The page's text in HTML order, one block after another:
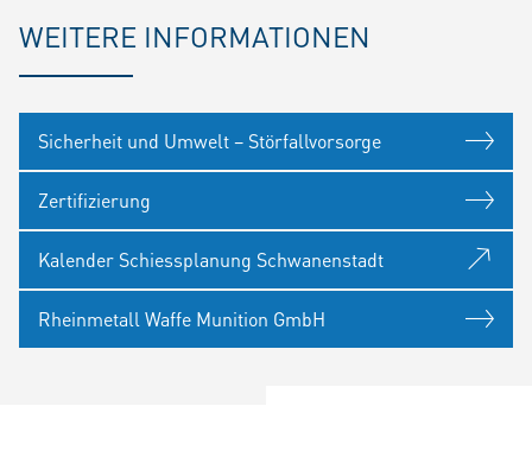
WEITERE INFORMATIONEN
Sicherheit und Umwelt – Störfallvorsorge
Zertifizierung
Kalender Schiessplanung Schwanenstadt
Rheinmetall Waffe Munition GmbH